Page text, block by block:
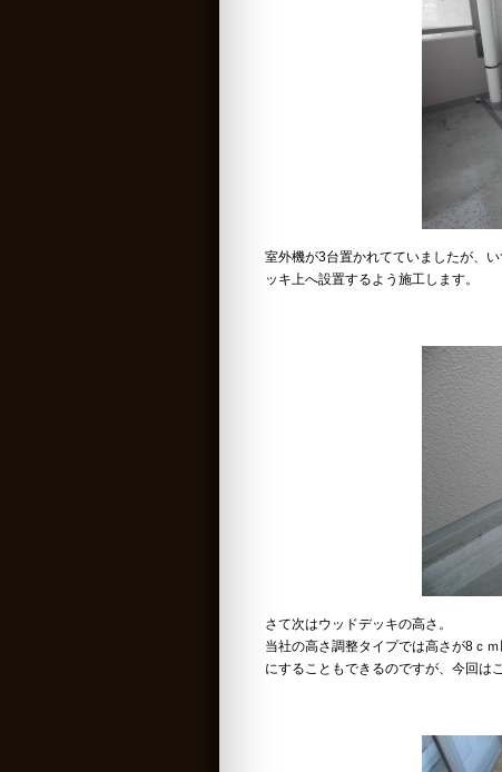
室外機が3台置かれてていましたが、
ッキ上へ設置するよう施工します。
さて次はウッドデッキの高さ。
当社の高さ調整タイプでは高さが8ｃ
にすることもできるのですが、今回は